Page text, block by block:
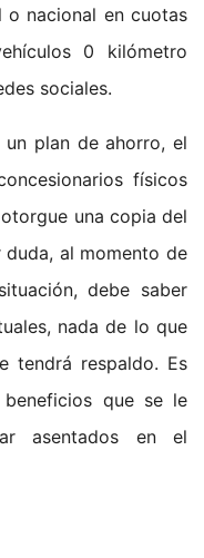
o nacional en cuotas
0 kilómetro
sociales.
plan de ahorro, el
físicos
una copia del
al momento de
debe saber
nada de lo que
tendrá respaldo. Es
que se le
asentados en el